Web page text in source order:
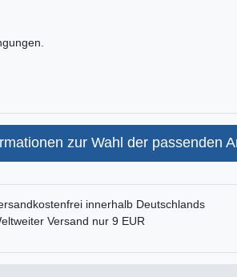
zur Wahl der passenden
innerhalb Deutschlands
Versand nur 9 EUR